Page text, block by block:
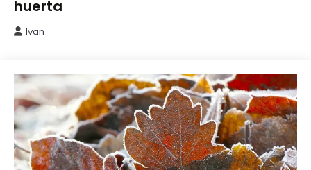
Huerto
huerta
2026
Ivan